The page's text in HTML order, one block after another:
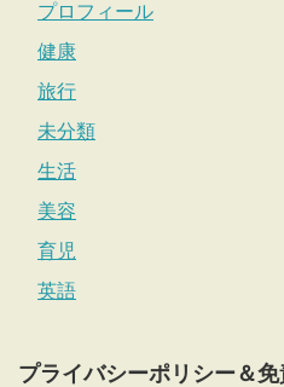
プロフィール
健康
旅行
未分類
生活
美容
育児
英語
プライバシーポリシー＆